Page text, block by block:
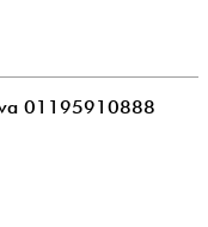
01195910888